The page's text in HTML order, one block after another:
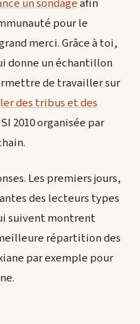
un sondageafin
pour le
merci. Grâce à toi,
donne un échantillon
de travailler sur
des tribus et des
2010 organisée par
Les premiers jours,
des lecteurs types
suivent montrent
répartition des
par exemple pour